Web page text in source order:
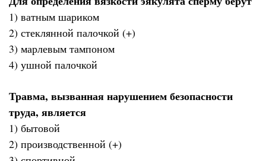
1) ватным шариком
2) стеклянной палочкой (+)
3) марлевым тампоном
4) ушной палочкой
Травма, вызванная нарушением безопасности
труда, является
1) бытовой
2) производственной (+)